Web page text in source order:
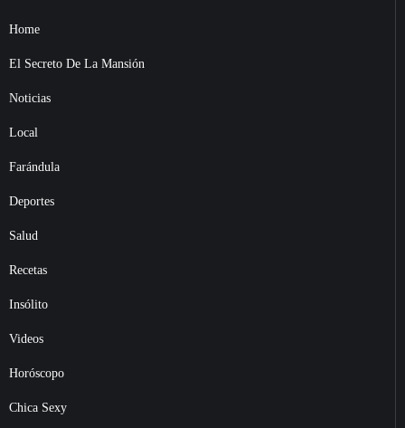
Home
El Secreto De La Mansión
Noticias
Local
Farándula
Deportes
Salud
Recetas
Insólito
Videos
Horóscopo
Chica Sexy